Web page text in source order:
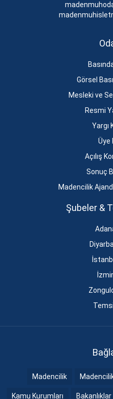
Görsel
Mesleki ve
Resmi
Yargı
Üye
Açılış
Sonuç
Madencilik
Şubeler &
Madencilik
Kamu Kurumları Bakanlıklar